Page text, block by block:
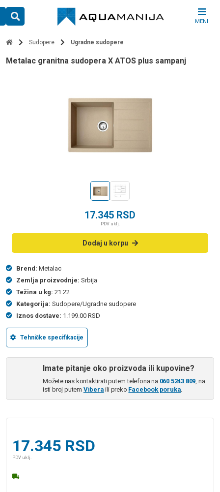
content
MENI
Sudopere Ugradne sudopere
Metalac granitna sudopera X ATOS plus sampanj
17.345 RSD
PDV uklj.
Dodaj u korpu
Brend: Metalac
Zemlja proizvodnje: Srbija
Težina u kg: 21.22
Kategorija: Sudopere/Ugradne sudopere
Iznos dostave: 1.199.00 RSD
Tehničke specifikacije
Imate pitanje oko proizvoda ili kupovine?
Možete nas kontaktirati putem telefona na 060 5243 809, na
isti broj putem Vibera ili preko Facebook poruka.
17.345 RSD
PDV uklj.